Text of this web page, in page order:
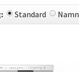
Standard Namn